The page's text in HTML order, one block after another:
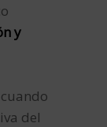
y
del